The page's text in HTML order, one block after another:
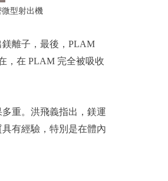
型射出機
離子，最後，PLAM
，在 PLAM 完全被吸收
重。洪飛義指出，鎂運
有經驗，特別是在體內